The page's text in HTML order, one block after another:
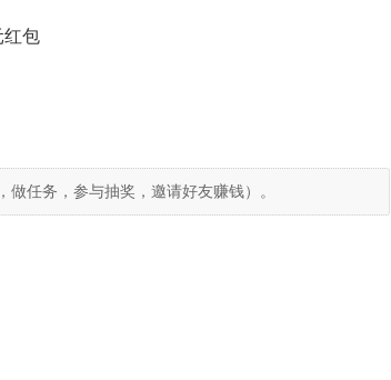
红包
任务，参与抽奖，邀请好友赚钱）。